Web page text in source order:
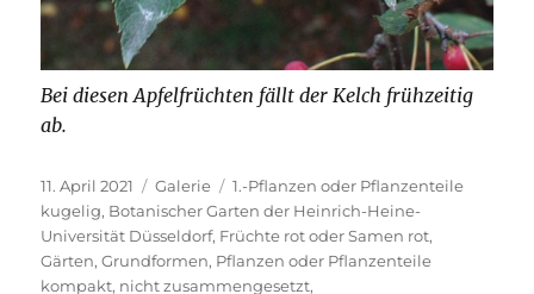
Bei diesen Apfelfrüchten fällt der Kelch frühzeitig
ab.
Veröffentlicht
am
11. April 2021 Format
Galerie Kategorien
1.-Pflanzen oder Pflanzenteile
kugelig, Botanischer Garten der Heinrich-Heine-
Universität Düsseldorf, Früchte rot oder Samen rot,
Gärten,Grundformen, Pflanzen oder Pflanzenteile
kompakt, nicht zusammengesetzt,